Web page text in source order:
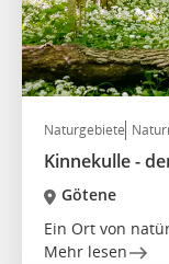
Naturgebiete
Kinnekulle -
Götene
Ein Ort von
Mehr lesen